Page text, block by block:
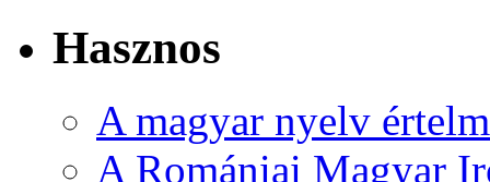
Hasznos
A magyar nyelv
A Romániai Magyar